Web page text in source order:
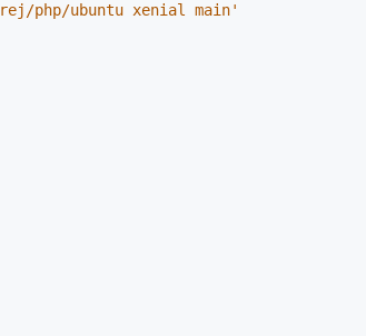
php/ubuntu xenial main'